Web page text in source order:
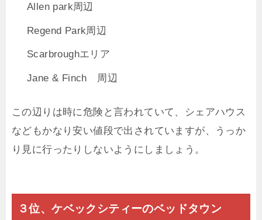
Allen park周辺
Regend Park周辺
Scarbroughエリア
Jane & Finch 周辺
この辺りは時に危険と言われていて、シェアハウス
などもかなり安い値段で出されていますが、うっか
り見に行ったりしないようにしましょう。
３位、ケベックシティーのベッドタウン